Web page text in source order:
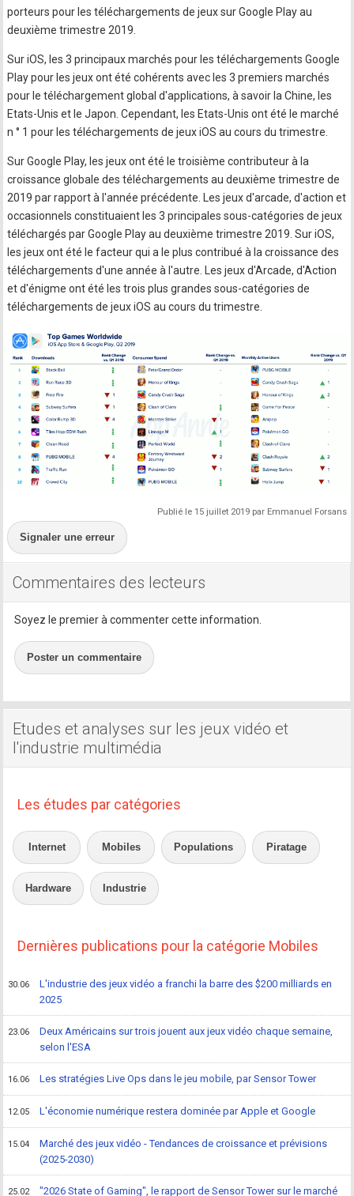
porteurs pour les téléchargements de jeux sur Google Play au
deuxième trimestre 2019.
Sur iOS, les 3 principaux marchés pour les téléchargements Google
Play pour les jeux ont été cohérents avec les 3 premiers marchés
pour le téléchargement global d'applications, à savoir la Chine, les
Etats-Unis et le Japon. Cependant, les Etats-Unis ont été le marché
n ° 1 pour les téléchargements de jeux iOS au cours du trimestre.
Sur Google Play, les jeux ont été le troisième contributeur à la
croissance globale des téléchargements au deuxième trimestre de
2019 par rapport à l'année précédente. Les jeux d'arcade, d'action et
occasionnels constituaient les 3 principales sous-catégories de jeux
téléchargés par Google Play au deuxième trimestre 2019. Sur iOS,
les jeux ont été le facteur qui a le plus contribué à la croissance des
téléchargements d'une année à l'autre. Les jeux d'Arcade, d'Action
et d'énigme ont été les trois plus grandes sous-catégories de
téléchargements de jeux iOS au cours du trimestre.
Publié le 15 juillet 2019 par Emmanuel Forsans
Signaler une erreur
Commentaires des lecteurs
Soyez le premier à commenter cette information.
Poster un commentaire
Etudes et analyses sur les jeux vidéo et
l'industrie multimédia
Les études par catégories
Internet Mobiles Populations Piratage
Hardware Industrie
Dernières publications pour la catégorie Mobiles
30.06
L'industrie des jeux vidéo a franchi la barre des $200 milliards en
2025
23.06
Deux Américains sur trois jouent aux jeux vidéo chaque semaine,
selon l'ESA
16.06 Les stratégies Live Ops dans le jeu mobile, par Sensor Tower
12.05 L'économie numérique restera dominée par Apple et Google
15.04
Marché des jeux vidéo - Tendances de croissance et prévisions
(2025-2030)
25.02
"2026 State of Gaming", le rapport de Sensor Tower sur le marché